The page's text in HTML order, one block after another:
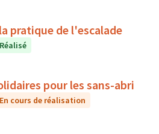
pratique de l'escalade
Réalisé
pour les sans-abri
En cours de réalisation